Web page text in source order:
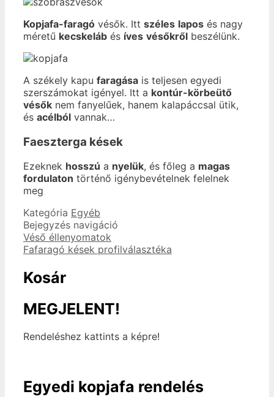
Kopjafa-faragó vésők. Itt széles lapos és nagy
méretű kecskeláb és íves vésőkről beszélünk.
A székely kapu faragása is teljesen egyedi
szerszámokat igényel. Itt a kontúr-körbeütő
vésők nem fanyelűek, hanem kalapáccsal ütik,
és acélból vannak…
Faeszterga kések
Ezeknek hosszú a nyelük, és főleg a magas
fordulaton történő igénybevételnek felelnek
meg
Kategória Egyéb
Bejegyzés navigáció
Véső éllenyomatok
Fafaragó kések profilválasztéka
Kosár
MEGJELENT!
Rendeléshez kattints a képre!
Egyedi kopjafa rendelés